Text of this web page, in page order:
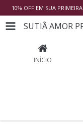
10% OFF EM SUA
INÍCIO